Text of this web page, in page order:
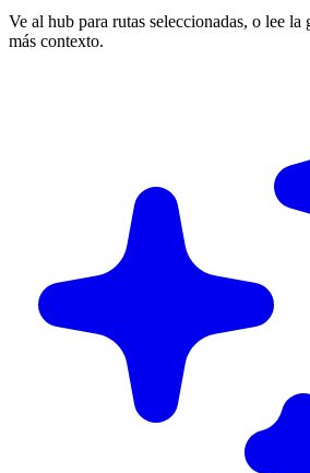
Ve al hub para rutas seleccionadas, o lee la
más contexto.